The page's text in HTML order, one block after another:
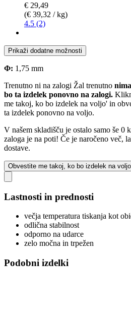
€ 29,49
(€ 39,32 / kg)
4.5 (2)
Prikaži dodatne možnosti
Φ: 1,75 mm
Trenutno ni na zalogi Žal trenutno
bo ta izdelek ponovno na zalogi.
me takoj, ko bo izdelek na voljo' in
ta izdelek ponovno na voljo.
V našem skladišču je ostalo samo še 0
zaloga je na poti! Če je naročeno več,
dostave.
Obvestite me takoj, ko bo izdelek na voljo
Lastnosti in prednosti
večja temperatura tiskanja kot
odlična stabilnost
odporno na udarce
zelo močna in trpežen
Podobni izdelki